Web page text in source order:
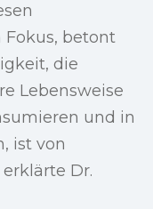
betont
die
Lebensweise
und in
ist von
Dr.